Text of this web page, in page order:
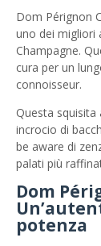
Dom Pérignon
uno dei migliori
Champagne.
cura per un
connoisseur.
Questa
incrocio di
be aware di
palati più
Dom
potenza